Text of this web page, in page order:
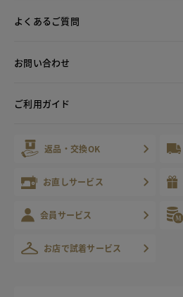
よくあるご質問
お問い合わせ
ご利用ガイド
返品・交換OK
お直しサービス
会員サービス
お店で試着サービス